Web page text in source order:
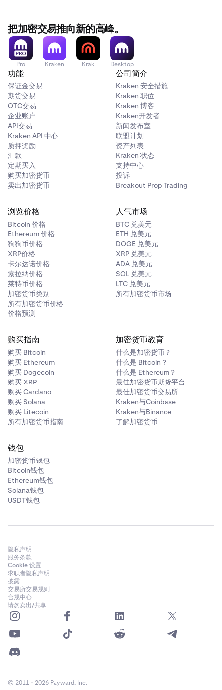
把加密交易推向新的高峰。
Pro Kraken Krak Desktop
功能
保证金交易
期货交易
OTC交易
企业账户
API交易
Kraken API 中心
质押奖励
汇款
定期买入
购买加密货币
卖出加密货币
公司简介
Kraken 安全措施
Kraken 职位
Kraken 博客
Kraken开发者
新闻发布室
联盟计划
资产列表
Kraken 状态
支持中心
投诉
Breakout Prop Trading
浏览价格
Bitcoin 价格
Ethereum 价格
狗狗币价格
XRP价格
卡尔达诺价格
索拉纳价格
莱特币价格
加密货币类别
所有加密货币价格
价格预测
人气市场
BTC 兑美元
ETH 兑美元
DOGE 兑美元
XRP 兑美元
ADA 兑美元
SOL 兑美元
LTC 兑美元
所有加密货币市场
购买指南
购买 Bitcoin
购买 Ethereum
购买 Dogecoin
购买 XRP
购买 Cardano
购买 Solana
购买 Litecoin
所有加密货币指南
加密货币教育
什么是加密货币？
什么是 Bitcoin？
什么是 Ethereum？
最佳加密货币期货平台
最佳加密货币交易所
Kraken与Coinbase
Kraken与Binance
了解加密货币
钱包
加密货币钱包
Bitcoin钱包
Ethereum钱包
Solana钱包
USDT钱包
隐私声明
服务条款
Cookie 设置
求职者隐私声明
披露
交易所交易规则
合规中心
请勿卖出/共享
© 2011 - 2026 Payward, Inc.